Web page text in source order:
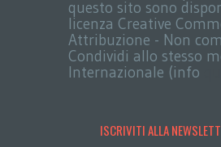
questo sito sono
licenza Creative
Attribuzione - Non
Condividi allo stesso
Internazionale (info
ISCRIVITI ALLA